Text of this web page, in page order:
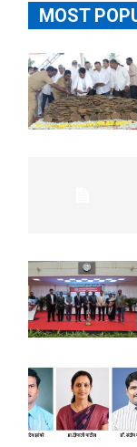
MOST